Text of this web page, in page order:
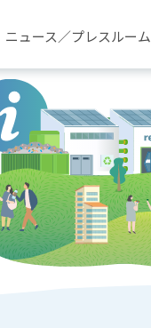
ニュース／プレスルーム